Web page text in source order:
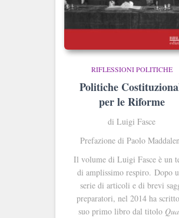
RIFLESSIONI POLITICHE
Politiche
per le Riforme
di Luigi Fasce
Prefazione di Paolo
Il volume di Luigi Fasce è un
di amplissimo respiro. Dopo
serie di articoli e di brevi
preparatori, nel 2014 ha
suo primo libro dal titolo